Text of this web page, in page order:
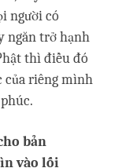
người có
ngăn trở hạnh
thì điều đó
của riêng mình
bản
vào lối